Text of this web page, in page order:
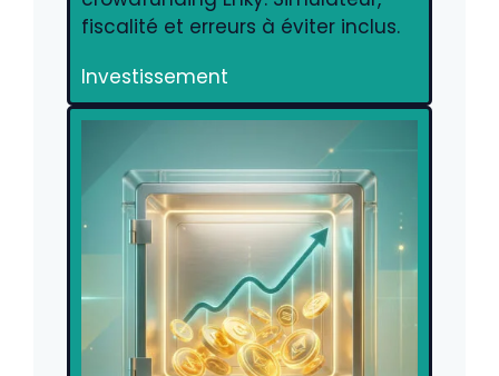
fiscalité et erreurs à éviter inclus.
Investissement